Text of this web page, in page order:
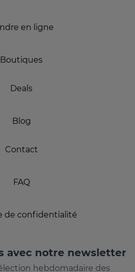
en ligne
Boutiques
Deals
Blog
Contact
FAQ
de confidentialité
avec notre newsletter
hebdomadaire des